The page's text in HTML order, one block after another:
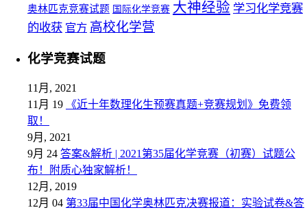
奥林匹克竞赛试题 国际化学竞赛 大神经验 学习化学竞赛
的收获 官方 高校化学营
化学竞赛试题
11月, 2021
11月 19
《近十年数理化生预赛真题+竞赛规划》免费领
取！
9月, 2021
9月 24 答案&解析 | 2021第35届化学竞赛（初赛）试题公
布！附质心独家解析！
12月, 2019
12月 04 第33届中国化学奥林匹克决赛报道：实验试卷&答